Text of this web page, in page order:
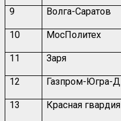
9 Волга-Саратов
10 МосПолитех
11 Заря
12 Газпром-Югра-Д
13 Красная гвардия